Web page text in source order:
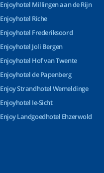
Enjoyhotel Millingen aan de Rijn
Enjoyhotel Riche
Enjoyhotel Frederiksoord
Enjoyhotel Joli Bergen
Enjoyhotel Hof van Twente
Enjoyhotel de Papenberg
Enjoy Strandhotel Wemeldinge
Enjoyhotel Ie-Sicht
Enjoy Landgoedhotel Ehzerwold